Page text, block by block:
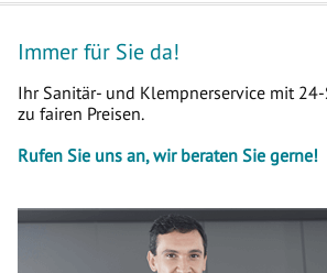
Immer für Sie da!
Ihr Sanitär- und Klempnerservice mit
zu fairen Preisen.
Rufen Sie uns an, wir beraten Sie gerne!